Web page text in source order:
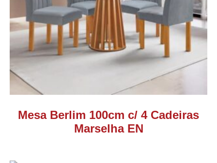
Mesa Berlim 100cm c/ 4 Cadeiras
Marselha EN